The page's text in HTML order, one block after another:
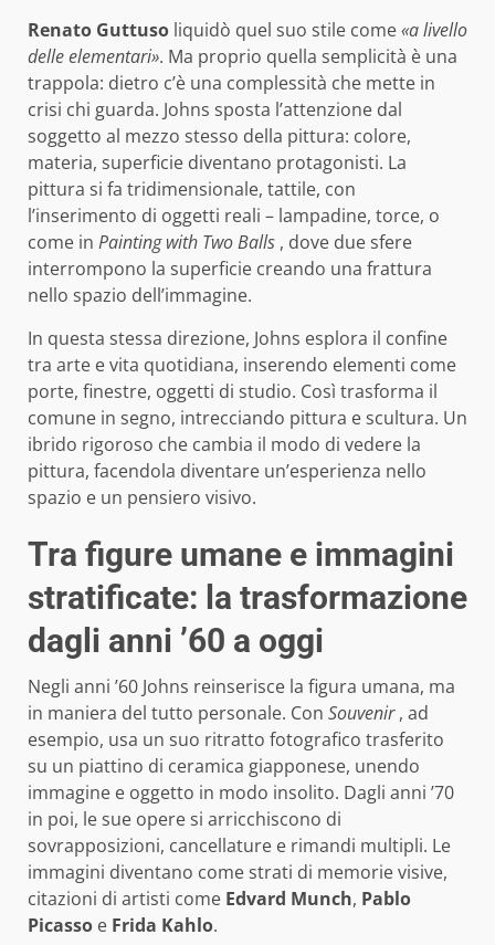
Renato Guttuso liquidò quel suo stile come«a livello
delle elementari». Ma proprio quella semplicità è una
trappola: dietro c’è una complessità che mette in
crisi chi guarda. Johns sposta l’attenzione dal
soggetto al mezzo stesso della pittura: colore,
materia, superficie diventano protagonisti. La
pittura si fa tridimensionale, tattile, con
l’inserimento di oggetti reali – lampadine, torce, o
come in Painting with Two Balls , dove due sfere
interrompono la superficie creando una frattura
nello spazio dell’immagine.
In questa stessa direzione, Johns esplora il confine
tra arte e vita quotidiana, inserendo elementi come
porte, finestre, oggetti di studio. Così trasforma il
comune in segno, intrecciando pittura e scultura. Un
ibrido rigoroso che cambia il modo di vedere la
pittura, facendola diventare un’esperienza nello
spazio e un pensiero visivo.
Tra figure umane e immagini
stratificate: la trasformazione
dagli anni ’60 a oggi
Negli anni ’60 Johns reinserisce la figura umana, ma
in maniera del tutto personale. Con Souvenir, ad
esempio, usa un suo ritratto fotografico trasferito
su un piattino di ceramica giapponese, unendo
immagine e oggetto in modo insolito. Dagli anni ’70
in poi, le sue opere si arricchiscono di
sovrapposizioni, cancellature e rimandi multipli. Le
immagini diventano come strati di memorie visive,
citazioni di artisti come Edvard Munch, Pablo
Picasso e Frida Kahlo.